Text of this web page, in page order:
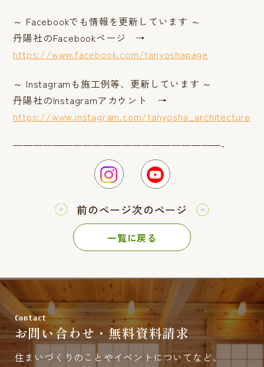
～ Facebookでも情報を更新しています ～
丹陽社のFacebookページ →
https://www.facebook.com/tanyoshapage
～ Instagramも施工例等、更新しています ～
丹陽社のInstagramアカウント →
https://www.instagram.com/tanyosha_architecture
—————————————————————-
前のページ次のページ
一覧に戻る
Contact
お問い合わせ・無料資料請求
住まいづくりのことやイベントについてなど、